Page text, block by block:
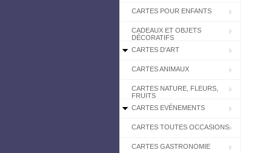
CARTES POUR ENFANTS
CADEAUX ET OBJETS
DÉCORATIFS
CARTES D'ART
CARTES ANIMAUX
CARTES NATURE, FLEURS,
FRUITS
CARTES EVÉNEMENTS
CARTES TOUTES OCCASIONS
CARTES GASTRONOMIE